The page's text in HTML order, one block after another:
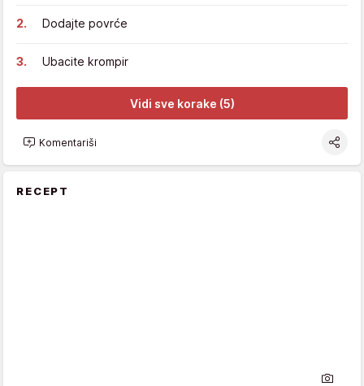
Dodajte povrće
Ubacite krompir
Vidi sve korake (5)
Komentariši
RECEPT